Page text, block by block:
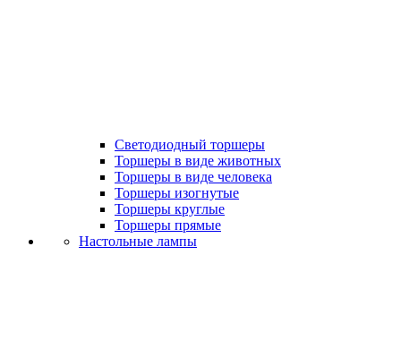
Светодиодный торшеры
Торшеры в виде животных
Торшеры в виде человека
Торшеры изогнутые
Торшеры круглые
Торшеры прямые
Настольные лампы